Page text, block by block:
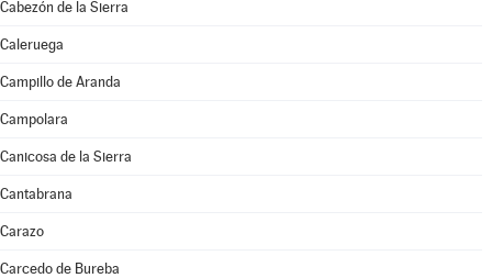
Cabezón de la Sierra
Caleruega
Campillo de Aranda
Campolara
Canicosa de la Sierra
Cantabrana
Carazo
Carcedo de Bureba